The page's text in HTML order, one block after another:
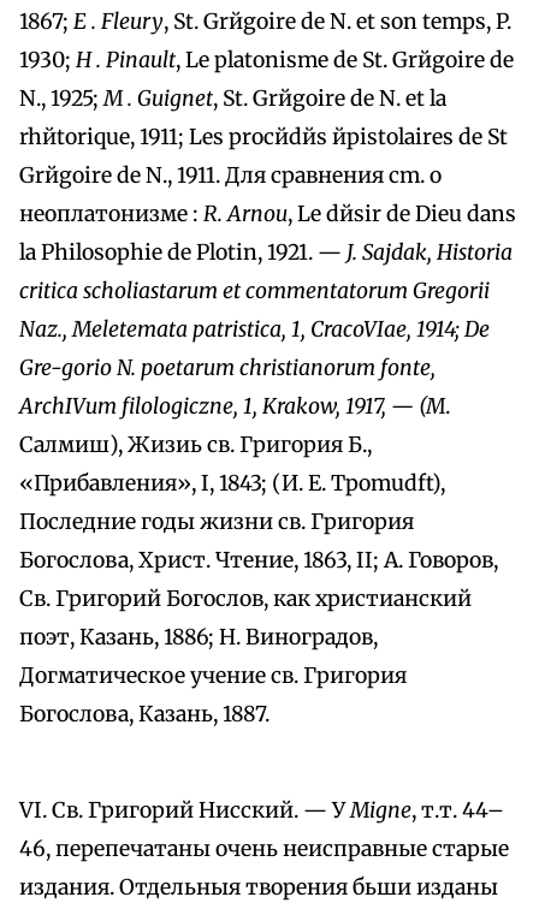
1867; E. Fleury, St. Grйgoire de N. et son temps, P.
1930; H. Pinault, Le platonisme de St. Grйgoire de
N., 1925;M. Guignet, St. Grйgoire de N. et la
rhйtorique, 1911; Les procйdйs йpistolaires de St
Grйgoire de N., 1911. Для сравнения cm. o
неоплатонизме : R. Arnou, Le dйsir de Dieu dans
la Philosophie de Plotin, 1921. — J. Sajdak, Historia
critica scholiastarum et commentatorum Gregorii
Naz., Meletemata patristica, 1, CracoVIae, 1914; De
Gre-gorio N. poetarum christianorum fonte,
ArchIVum filologiczne, 1, Krakow, 1917, — (M.
Салмиш), Жизиь св. Григория Б.,
«Прибавления», I, 1843; (И. E. Tpomudft),
Последние годы жизни св. Григория
Богослова, Христ. Чтение, 1863, II; А. Говоров,
Св. Григорий Богослов, как христианский
поэт, Казань, 1886; Н. Виноградов,
Догматическое учение св. Григория
Богослова, Казань, 1887.
VI. Cв. Григорий Нисский. — УМіgпе, т.т. 44–
46, перепечатаны очень неисправные старые
издания. Отдельныя творения бьши изданы